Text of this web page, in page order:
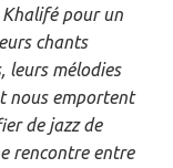
pour un
chants
leurs mélodies
nous emportent
de jazz de
rencontre entre